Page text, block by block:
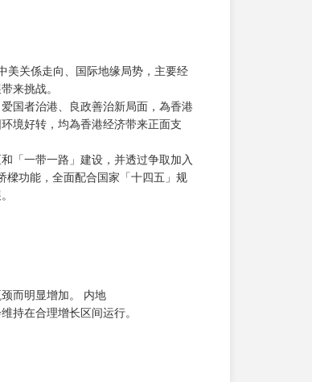
美关係走向、国际地缘局势，主要经
来挑战。
国者治港、良政善治新局面，為香港
境好转，均為香港经济带来正面支
「一带一路」建设，并透过争取加入
樑功能，全面配合国家「十四五」规
而明显增加。 内地
持在合理增长区间运行。